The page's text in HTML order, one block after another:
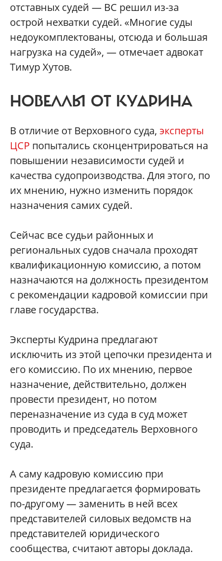
отставных судей — ВС решил из-за
острой нехватки судей. «Многие суды
недоукомплектованы, отсюда и большая
нагрузка на судей», — отмечает адвокат
Тимур Хутов.
НОВЕЛЛЫ ОТ КУДРИНА
В отличие от Верховного суда, эксперты
ЦСР попытались сконцентрироваться на
повышении независимости судей и
качества судопроизводства. Для этого, по
их мнению, нужно изменить порядок
назначения самих судей.
Сейчас все судьи районных и
региональных судов сначала проходят
квалификационную комиссию, а потом
назначаются на должность президентом
с рекомендации кадровой комиссии при
главе государства.
Эксперты Кудрина предлагают
исключить из этой цепочки президента и
его комиссию. По их мнению, первое
назначение, действительно, должен
провести президент, но потом
переназначение из суда в суд может
проводить и председатель Верховного
суда.
А саму кадровую комиссию при
президенте предлагается формировать
по-другому — заменить в ней всех
представителей силовых ведомств на
представителей юридического
сообщества, считают авторы доклада.